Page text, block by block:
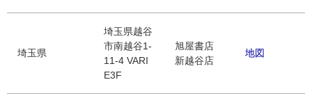
埼玉県
埼玉県越谷
市南越谷1-
11-4 VARI
E3F
旭屋書店
新越谷店
地図